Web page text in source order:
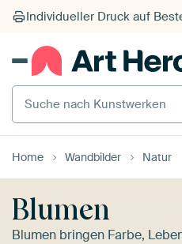
Suche nach Kunstwerken
Home Wandbilder Natur
Blumen
Blumen bringen Farbe,